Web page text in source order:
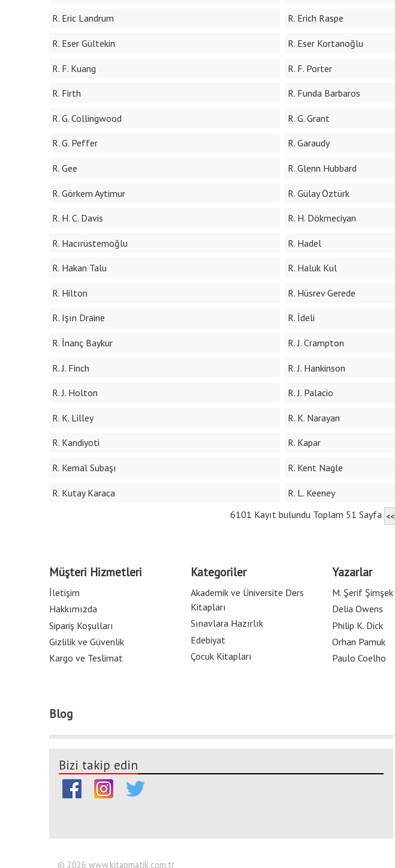
R. Eric Landrum R. Erich Raspe
R. Eser Gültekin R. Eser Kortanoğlu
R. F. Kuang R. F. Porter
R. Firth R. Funda Barbaros
R. G. Collingwood R. G. Grant
R. G. Peffer R. Garaudy
R. Gee R. Glenn Hubbard
R. Görkem Aytimur R. Gülay Öztürk
R. H. C. Davis R. H. Dökmeciyan
R. Hacırüstemoğlu R. Hadel
R. Hakan Talu R. Haluk Kul
R. Hilton R. Hüsrev Gerede
R. Işın Draine R. İdeli
R. İnanç Baykur R. J. Crampton
R. J. Finch R. J. Hankinson
R. J. Holton R. J. Palacio
R. K. Lilley R. K. Narayan
R. Kandiyoti R. Kapar
R. Kemal Subaşı R. Kent Nagle
R. Kutay Karaca R. L. Keeney
6101 Kayıt bulundu Toplam 51 Sayfa <<
Müşteri Hizmetleri
İletişim
Hakkımızda
Sipariş Koşulları
Gizlilik ve Güvenlik
Kargo ve Teslimat
Kategoriler
Akademik ve Üniversite Ders
Kitapları
Sınavlara Hazırlık
Edebiyat
Çocuk Kitapları
Yazarlar
M. Şerif Şimşek
Delia Owens
Philip K. Dick
Orhan Pamuk
Paulo Coelho
Blog
Bizi takip edin
© 2026 www.kitapmatik.com.tr